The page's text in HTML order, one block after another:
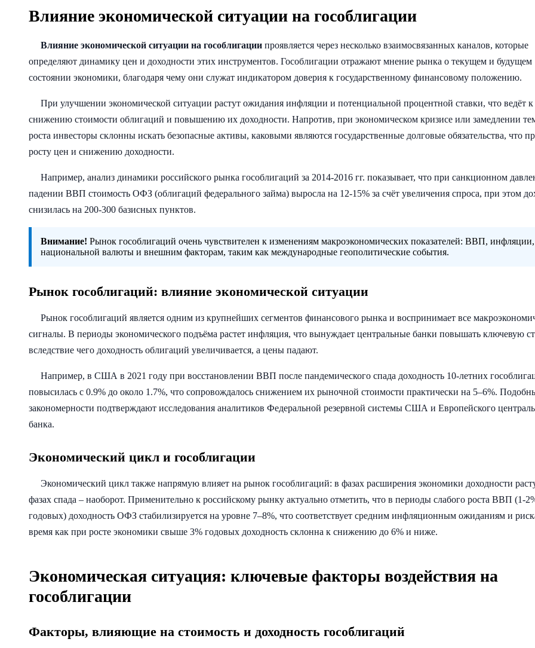
Влияние экономической ситуации на гособлигации
Влияние экономической ситуации на гособлигации проявляется через несколько взаимосвязанных каналов, которые
определяют динамику цен и доходности этих инструментов. Гособлигации отражают мнение рынка о текущем и будущем
состоянии экономики, благодаря чему они служат индикатором доверия к государственному финансовому положению.
При улучшении экономической ситуации растут ожидания инфляции и потенциальной процентной ставки, что ведёт к
снижению стоимости облигаций и повышению их доходности. Напротив, при экономическом кризисе или замедлении
роста инвесторы склонны искать безопасные активы, каковыми являются государственные долговые обязательства, что
росту цен и снижению доходности.
Например, анализ динамики российского рынка гособлигаций за 2014-2016 гг. показывает, что при санкционном
падении ВВП стоимость ОФЗ (облигаций федерального займа) выросла на 12-15% за счёт увеличения спроса, при этом
снизилась на 200-300 базисных пунктов.
Внимание! Рынок гособлигаций очень чувствителен к изменениям макроэкономических показателей: ВВП,
национальной валюты и внешним факторам, таким как международные геополитические события.
Рынок гособлигаций: влияние экономической ситуации
Рынок гособлигаций является одним из крупнейших сегментов финансового рынка и воспринимает все
сигналы. В периоды экономического подъёма растет инфляция, что вынуждает центральные банки повышать ключевую
вследствие чего доходность облигаций увеличивается, а цены падают.
Например, в США в 2021 году при восстановлении ВВП после пандемического спада доходность 10-летних
повысилась с 0.9% до около 1.7%, что сопровождалось снижением их рыночной стоимости практически на 5–6%.
закономерности подтверждают исследования аналитиков Федеральной резервной системы США и Европейского
банка.
Экономический цикл и гособлигации
Экономический цикл также напрямую влияет на рынок гособлигаций: в фазах расширения экономики доходности
фазах спада – наоборот. Применительно к российскому рынку актуально отметить, что в периоды слабого роста ВВП (1-
годовых) доходность ОФЗ стабилизируется на уровне 7–8%, что соответствует средним инфляционным ожиданиям и
время как при росте экономики свыше 3% годовых доходность склонна к снижению до 6% и ниже.
Экономическая ситуация: ключевые факторы воздействия на
гособлигации
Факторы, влияющие на стоимость и доходность гособлигаций